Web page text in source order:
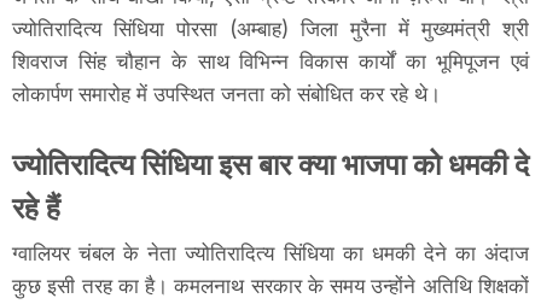
ज्योतिरादित्य सिंधिया पोरसा (अम्बाह) जिला मुरैना में मुख्यमंत्री श्री
शिवराज सिंह चौहान के साथ विभिन्न विकास कार्यों का भूमिपूजन एवं
लोकार्पण समारोह में उपस्थित जनता को संबोधित कर रहे थे।
ज्योतिरादित्य सिंधिया इस बार क्या भाजपा को धमकी दे
रहे हैं
ग्वालियर चंबल के नेता ज्योतिरादित्य सिंधिया का धमकी देने का अंदाज
कुछ इसी तरह का है। कमलनाथ सरकार के समय उन्होंने अतिथि शिक्षकों